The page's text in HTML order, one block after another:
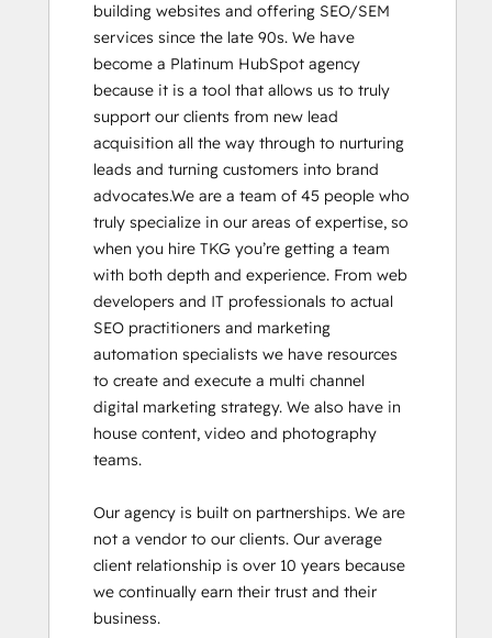
building websites and offering SEO/SEM
services since the late 90s. We have
become a Platinum HubSpot agency
because it is a tool that allows us to truly
support our clients from new lead
acquisition all the way through to nurturing
leads and turning customers into brand
advocates.We are a team of 45 people who
truly specialize in our areas of expertise, so
when you hire TKG you’re getting a team
with both depth and experience. From web
developers and IT professionals to actual
SEO practitioners and marketing
automation specialists we have resources
to create and execute a multi channel
digital marketing strategy. We also have in
house content, video and photography
teams.
Our agency is built on partnerships. We are
not a vendor to our clients. Our average
client relationship is over 10 years because
we continually earn their trust and their
business.